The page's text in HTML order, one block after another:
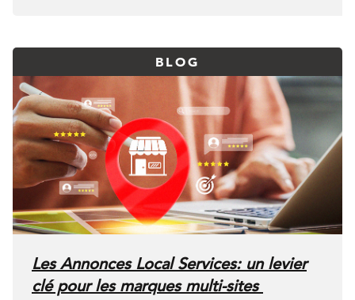
BLOG
Les Annonces Local Services: un levier
clé pour les marques multi-sites